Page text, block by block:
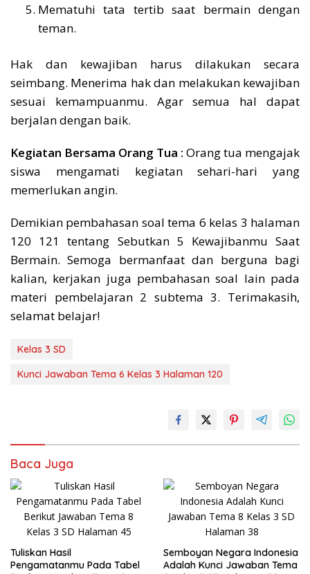
Mematuhi tata tertib saat bermain dengan
teman.
Hak dan kewajiban harus dilakukan secara
seimbang. Menerima hak dan melakukan kewajiban
sesuai kemampuanmu. Agar semua hal dapat
berjalan dengan baik.
Kegiatan Bersama Orang Tua : Orang tua mengajak
siswa mengamati kegiatan sehari-hari yang
memerlukan angin.
Demikian pembahasan soal tema 6 kelas 3 halaman
120 121 tentang Sebutkan 5 Kewajibanmu Saat
Bermain. Semoga bermanfaat dan berguna bagi
kalian, kerjakan juga pembahasan soal lain pada
materi pembelajaran 2 subtema 3. Terimakasih,
selamat belajar!
Kelas 3 SD
Kunci Jawaban Tema 6 Kelas 3 Halaman 120
Baca Juga
Tuliskan Hasil
Pengamatanmu Pada Tabel
Semboyan Negara Indonesia
Adalah Kunci Jawaban Tema